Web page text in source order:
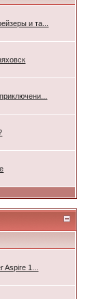
и та...
Aspire 1...